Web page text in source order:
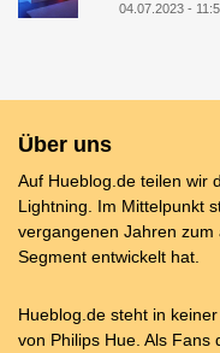
04.07.2023 -
Über uns
Auf Hueblog.de teilen wir
Lightning. Im Mittelpunkt
vergangenen Jahren
Segment entwickelt hat.
Hueblog.de steht in
von Philips Hue. Als Fans